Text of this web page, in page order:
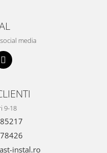
media
9-18
instal.ro